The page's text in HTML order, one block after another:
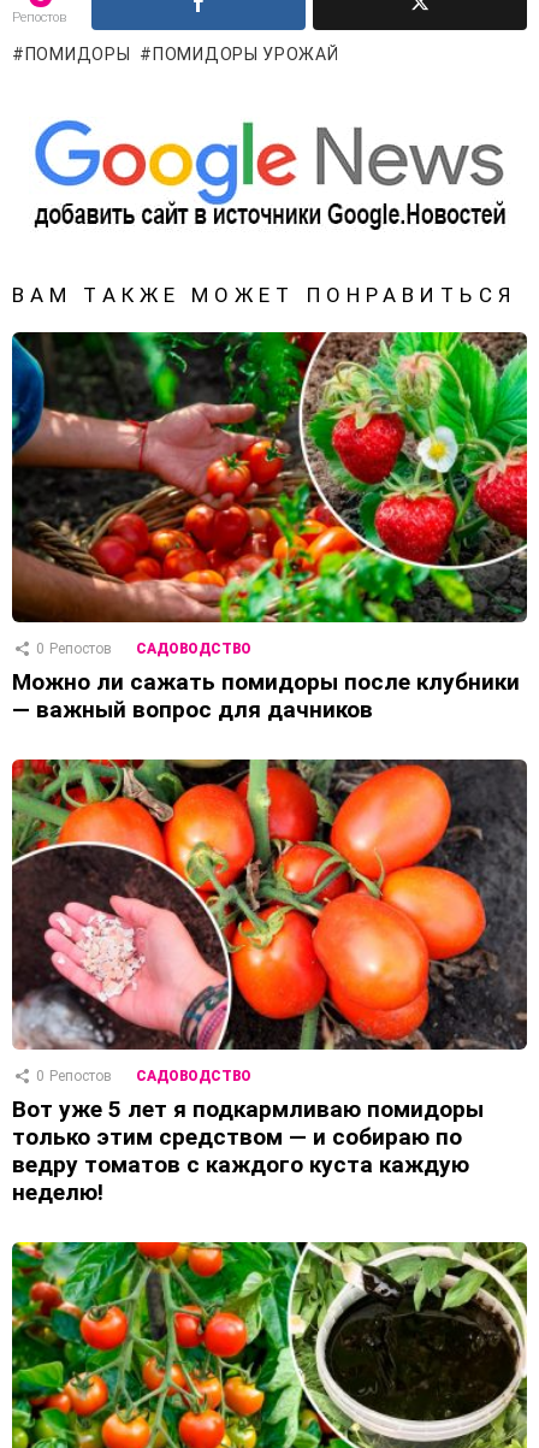
Репостов
ПОМИДОРЫ ПОМИДОРЫ УРОЖАЙ
ВАМ ТАКЖЕ МОЖЕТ ПОНРАВИТЬСЯ
0 Репостов САДОВОДСТВО
Можно ли сажать помидоры после клубники
— важный вопрос для дачников
0 Репостов САДОВОДСТВО
Вот уже 5 лет я подкармливаю помидоры
только этим средством — и собираю по
ведру томатов с каждого куста каждую
неделю!